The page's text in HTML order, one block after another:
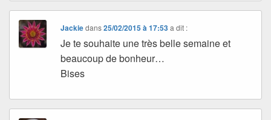
Jackiedans25/02/2015 à 17:53 a dit :
Je te souhaite une très belle semaine et
beaucoup de bonheur…
Bises